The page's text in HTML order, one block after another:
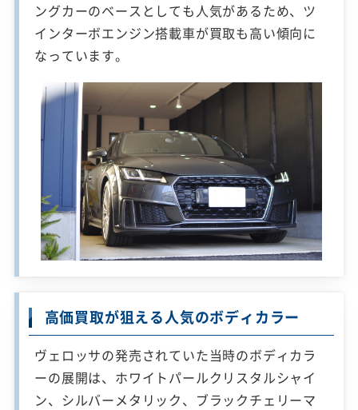
ングカーのベースとしても人気があるため、ツ
インターボエンジン搭載車が買取も高い傾向に
なっています。
高価買取が狙える人気のボディカラー
ヴェロッサの発売されていた当時のボディカラ
ーの展開は、ホワイトパールクリスタルシャイ
ン、シルバーメタリック、ブラックチェリーマ